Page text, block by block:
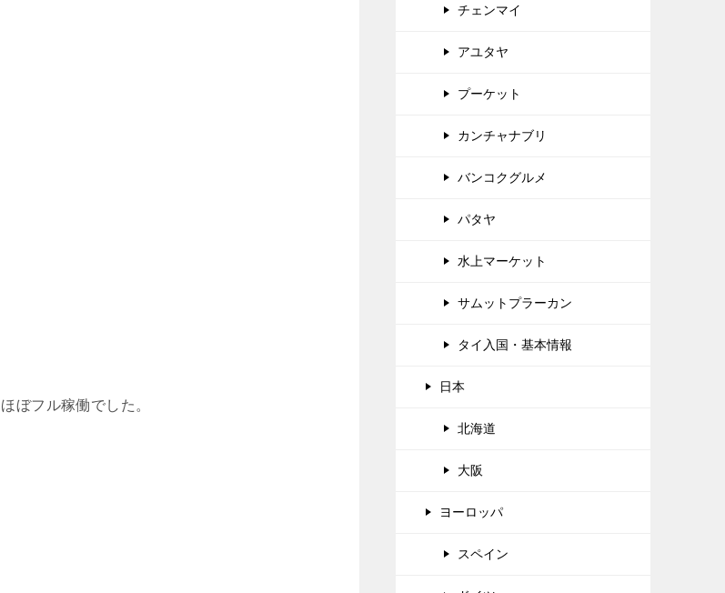
ぼフル稼働でした。
チェンマイ
アユタヤ
プーケット
カンチャナブリ
バンコクグルメ
パタヤ
水上マーケット
サムットプラーカン
タイ入国・基本情報
日本
北海道
大阪
ヨーロッパ
スペイン